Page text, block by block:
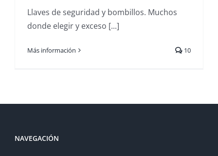
Llaves de seguridad y bombillos. Muchos
donde elegir y exceso [...]
Más información 10
NAVEGACIÓN